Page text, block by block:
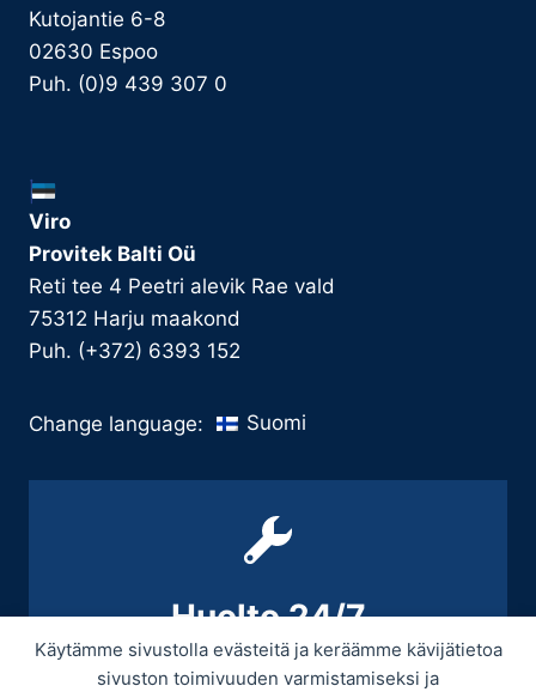
Käytämme sivustolla evästeitä ja keräämme kävijätietoa
sivuston toimivuuden varmistamiseksi ja
Kutojantie 6-8
02630 Espoo
Puh. (0)9 439 307 0
Viro
Provitek Balti Oü
Reti tee 4 Peetri alevik Rae vald
75312 Harju maakond
Puh. (+372) 6393 152
Change language: Suomi
Huolto 24/7
+358 9 439 3070 / +358 50 545 5664